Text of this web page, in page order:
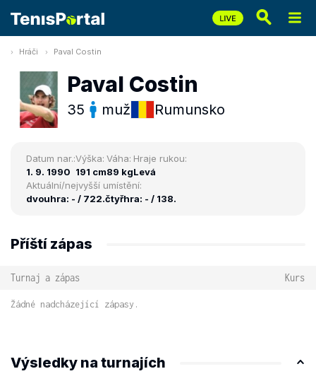
Hráči Paval Costin
Paval Costin
35 muž Rumunsko
Datum nar.:
1. 9. 1990
Výška:
191 cm
Váha:
89 kg
Hraje rukou:
Levá
Aktuální/nejvyšší umístění:
dvouhra: - / 722.čtyřhra: - / 138.
Příští zápas
Turnaj a zápas Kurs
Žádné nadcházející zápasy.
Výsledky na turnajích